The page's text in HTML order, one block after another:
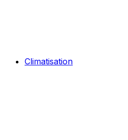
Climatisation